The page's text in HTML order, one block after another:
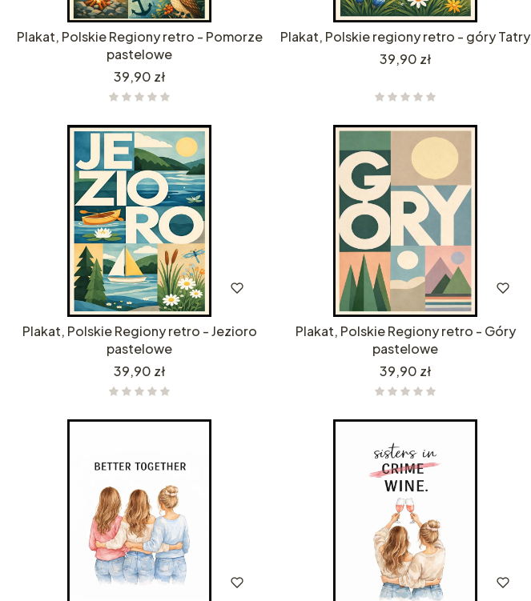
Plakat, Polskie Regiony retro - Pomorze
pastelowe
Cena
39,90 zł
Plakat, Polskie regiony retro - góry Tatry
Cena
39,90 zł
Plakat, Polskie Regiony retro - Jezioro
pastelowe
Cena
39,90 zł
Plakat, Polskie Regiony retro - Góry
pastelowe
Cena
39,90 zł